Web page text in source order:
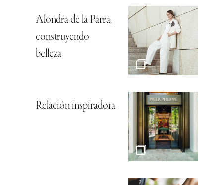
Alondra de la Parra,
construyendo
belleza
Relación inspiradora